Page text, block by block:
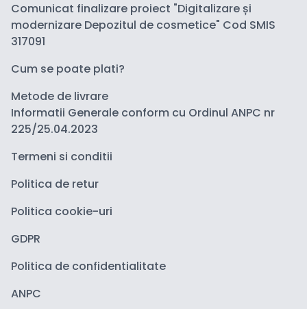
Comunicat finalizare proiect "Digitalizare și
modernizare Depozitul de cosmetice" Cod SMIS
317091
Cum se poate plati?
Metode de livrare
Informatii Generale conform cu Ordinul ANPC nr
225/25.04.2023
Termeni si conditii
Politica de retur
Politica cookie-uri
GDPR
Politica de confidentialitate
ANPC